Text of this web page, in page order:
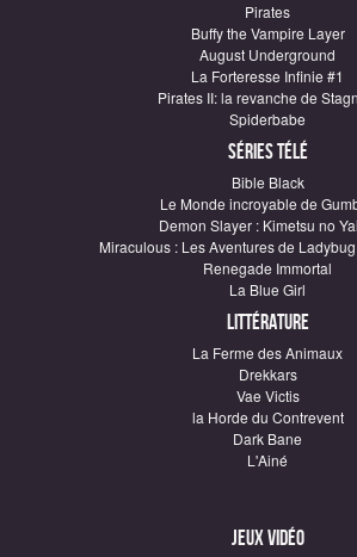
Pirates
Buffy the Vampire Layer
August Underground
La Forteresse Infinie #1
Pirates II: la revanche de
Spiderbabe
Séries télé
Bible Black
Le Monde incroyable de
Demon Slayer : Kimetsu no
Miraculous : Les Aventures de
Renegade Immortal
La Blue Girl
Littérature
La Ferme des Animaux
Drekkars
Vae Victis
la Horde du Contrevent
Dark Bane
L'Ainé
Jeux vidéo